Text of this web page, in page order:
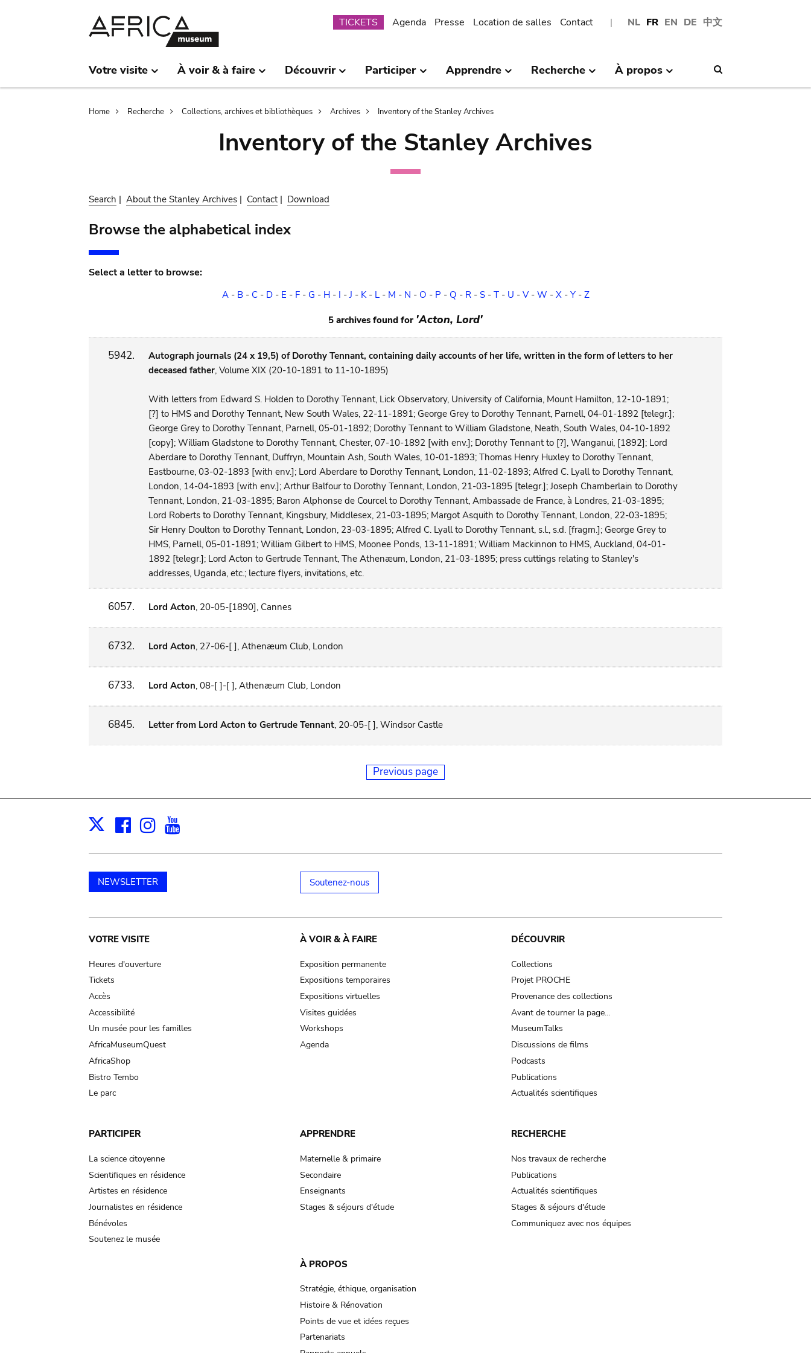
NL FR EN DE 中文
Submenu
TICKETS Agenda Presse Location de salles Contact
Votre visite À voir & à faire Découvrir Participer Apprendre Recherche À propos
Breadcrumb
Home Recherche Collections, archives et bibliothèques Archives Inventory of the Stanley Archives
Inventory of the Stanley Archives
Search | About the Stanley Archives | Contact| Download
Browse the alphabetical index
Select a letter to browse:
A- B- C- D- E - F- G - H- I -J - K- L- M - N - O - P - Q - R- S- T- U - V- W - X- Y- Z
5 archives found for 'Acton, Lord'
5942.
Autograph journals (24 x 19,5) of Dorothy Tennant, containing daily accounts of her life, written in the form of letters to her
deceased father, Volume XIX (20-10-1891 to 11-10-1895)
With letters from Edward S. Holden to Dorothy Tennant, Lick Observatory, University of California, Mount Hamilton, 12-10-1891;
[?] to HMS and Dorothy Tennant, New South Wales, 22-11-1891; George Grey to Dorothy Tennant, Parnell, 04-01-1892 [telegr.];
George Grey to Dorothy Tennant, Parnell, 05-01-1892; Dorothy Tennant to William Gladstone, Neath, South Wales, 04-10-1892
[copy]; William Gladstone to Dorothy Tennant, Chester, 07-10-1892 [with env.]; Dorothy Tennant to [?], Wanganui, [1892]; Lord
Aberdare to Dorothy Tennant, Duffryn, Mountain Ash, South Wales, 10-01-1893; Thomas Henry Huxley to Dorothy Tennant,
Eastbourne, 03-02-1893 [with env.]; Lord Aberdare to Dorothy Tennant, London, 11-02-1893; Alfred C. Lyall to Dorothy Tennant,
London, 14-04-1893 [with env.]; Arthur Balfour to Dorothy Tennant, London, 21-03-1895 [telegr.]; Joseph Chamberlain to Dorothy
Tennant, London, 21-03-1895; Baron Alphonse de Courcel to Dorothy Tennant, Ambassade de France, à Londres, 21-03-1895;
Lord Roberts to Dorothy Tennant, Kingsbury, Middlesex, 21-03-1895; Margot Asquith to Dorothy Tennant, London, 22-03-1895;
Sir Henry Doulton to Dorothy Tennant, London, 23-03-1895; Alfred C. Lyall to Dorothy Tennant, s.l., s.d. [fragm.]; George Grey to
HMS, Parnell, 05-01-1891; William Gilbert to HMS, Moonee Ponds, 13-11-1891; William Mackinnon to HMS, Auckland, 04-01-
1892 [telegr.]; Lord Acton to Gertrude Tennant, The Athenæum, London, 21-03-1895; press cuttings relating to Stanley's
addresses, Uganda, etc.; lecture flyers, invitations, etc.
6057. Lord Acton, 20-05-[1890], Cannes
6732. Lord Acton, 27-06-[ ], Athenæum Club, London
6733. Lord Acton, 08-[ ]-[ ], Athenæum Club, London
6845. Letter from Lord Acton to Gertrude Tennant, 20-05-[ ], Windsor Castle
Previous page
X Facebook
Instagram
NEWSLETTER Soutenez-nous
Main
navigation
VOTRE VISITE
Heures d'ouverture
Tickets
Accès
Accessibilité
Un musée pour les familles
AfricaMuseumQuest
AfricaShop
Bistro Tembo
Le parc
À VOIR & À FAIRE
Exposition permanente
Expositions temporaires
Expositions virtuelles
Visites guidées
Workshops
Agenda
DÉCOUVRIR
Collections
Projet PROCHE
Provenance des collections
Avant de tourner la page…
MuseumTalks
Discussions de films
Podcasts
Publications
Actualités scientifiques
PARTICIPER
La science citoyenne
Scientifiques en résidence
Artistes en résidence
Journalistes en résidence
Bénévoles
Soutenez le musée
APPRENDRE
Maternelle & primaire
Secondaire
Enseignants
Stages & séjours d'étude
RECHERCHE
Nos travaux de recherche
Publications
Actualités scientifiques
Stages & séjours d'étude
Communiquez avec nos équipes
À PROPOS
Stratégie, éthique, organisation
Histoire & Rénovation
Points de vue et idées reçues
Partenariats